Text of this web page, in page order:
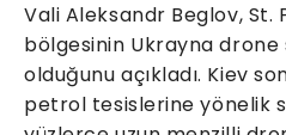
Vali Aleksandr Beglov, St.
bölgesinin Ukrayna drone
olduğunu açıkladı. Kiev
petrol tesislerine yönelik